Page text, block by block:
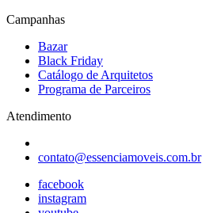
Campanhas
Bazar
Black Friday
Catálogo de Arquitetos
Programa de Parceiros
Atendimento
contato@essenciamoveis.com.br
facebook
instagram